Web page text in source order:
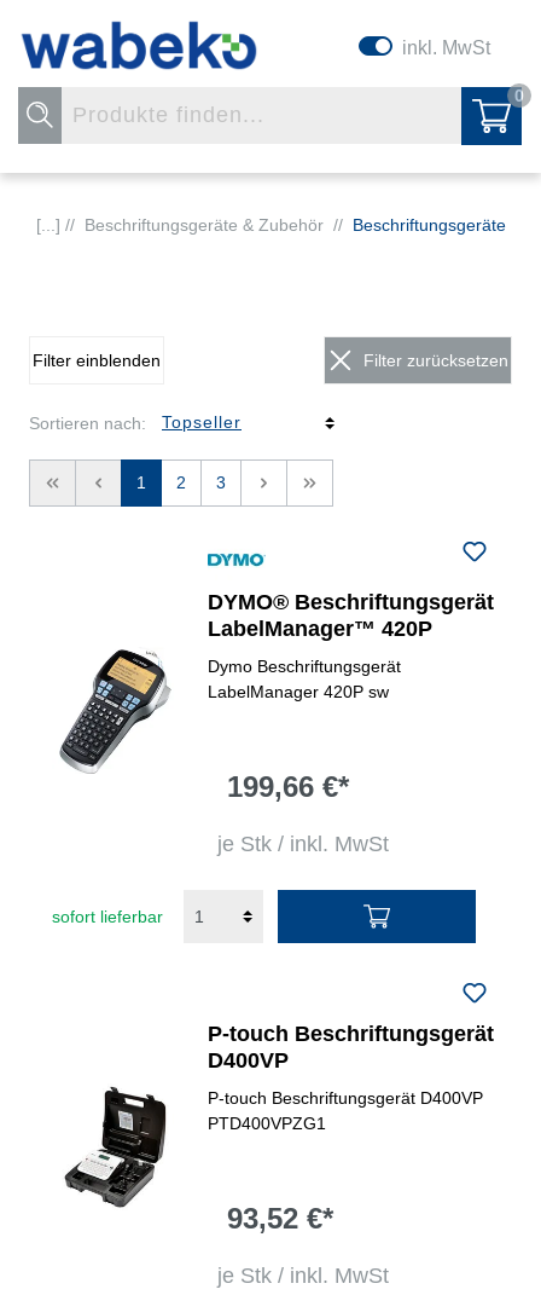
inkl. MwSt
0
[...] // Beschriftungsgeräte & Zubehör // Beschriftungsgeräte
Filter einblenden Filter zurücksetzen
Sortieren nach:
<< < 1 2 3 > >>
DYMO® Beschriftungsgerät
LabelManager™ 420P
Dymo Beschriftungsgerät
LabelManager 420P sw
199,66 €*
je Stk / inkl. MwSt
sofort lieferbar
P-touch Beschriftungsgerät
D400VP
P-touch Beschriftungsgerät D400VP
PTD400VPZG1
93,52 €*
je Stk / inkl. MwSt